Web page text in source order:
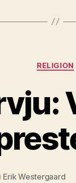
RELIGION
Erik Westergaard